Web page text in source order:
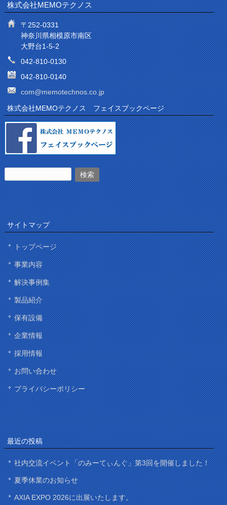
株式会社MEMOテクノス
〒252-0331
神奈川県相模原市南区
大野台1-5-2
042-810-0130
042-810-0140
com@memotechnos.co.jp
株式会社MEMOテクノス フェイスブックページ
サイトマップ
トップページ
事業内容
解決事例集
製品紹介
保有設備
企業情報
採用情報
お問い合わせ
プライバシーポリシー
最近の投稿
社内交流イベント「のみーてぃんぐ」第3回を開催しました！
夏季休業のお知らせ
AXIA EXPO 2026に出展いたします。